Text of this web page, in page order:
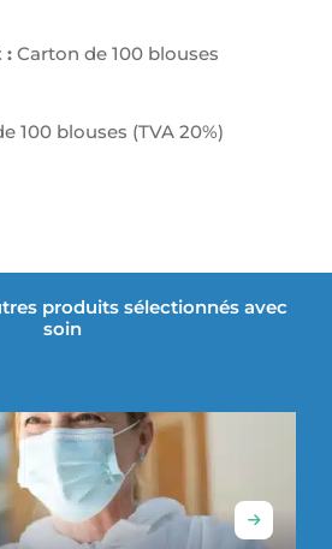
: Carton de 100 blouses
100 blouses (TVA 20%)
produits sélectionnés avec
soin